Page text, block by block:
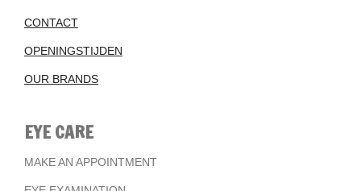
CONTACT
OPENINGSTIJDEN
OUR BRANDS
EYE CARE
MAKE AN APPOINTMENT